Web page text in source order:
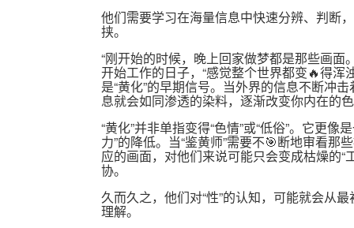
他们需要学习在海量信息中快速分辨、判断
挟。
“刚开始的时候，晚上回家做梦都是那些画面
开始工作的日子，“感觉整个世界都变🔥得浑
是“黄化”的早期信号。当外界的信息不断冲
息就会如同渗透的染料，逐渐改变你内在的
“黄化”并非单指变得“色情”或“低俗”。它更
力”的降低。当“鉴黄师”需要不🎯断地审看
应的画面，对他们来说可能只会变成枯燥的
协。
久而久之，他们对“性”的认知，可能就会从
理解。